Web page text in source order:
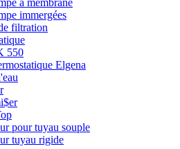
à membrane
immergées
filtration
550
Elgena
pour tuyau souple
tuyau rigide